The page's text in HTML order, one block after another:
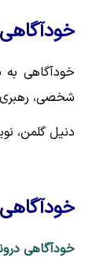
خودآگاهی به
شخصی، رهبری
دنیل گلمن،
خودآگاهی